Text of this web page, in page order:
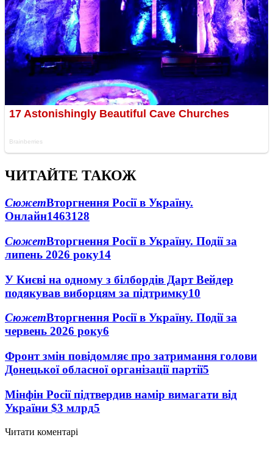
ЧИТАЙТЕ ТАКОЖ
СюжетВторгнення Росії в Україну.
Онлайн1463128
СюжетВторгнення Росії в Україну. Події за
липень 2026 року14
У Києві на одному з білбордів Дарт Вейдер
подякував виборцям за підтримку10
СюжетВторгнення Росії в Україну. Події за
червень 2026 року6
Фронт змін повідомляє про затримання голови
Донецької обласної організації партії5
Мінфін Росії підтвердив намір вимагати від
України $3 млрд5
Читати коментарі